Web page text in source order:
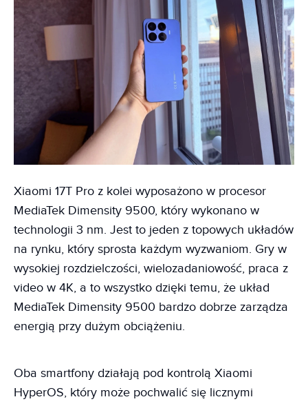
Xiaomi 17T Pro z kolei wyposażono w procesor
MediaTek Dimensity 9500, który wykonano w
technologii 3 nm. Jest to jeden z topowych układów
na rynku, który sprosta każdym wyzwaniom. Gry w
wysokiej rozdzielczości, wielozadaniowość, praca z
video w 4K, a to wszystko dzięki temu, że układ
MediaTek Dimensity 9500 bardzo dobrze zarządza
energią przy dużym obciążeniu.
Oba smartfony działają pod kontrolą Xiaomi
HyperOS, który może pochwalić się licznymi